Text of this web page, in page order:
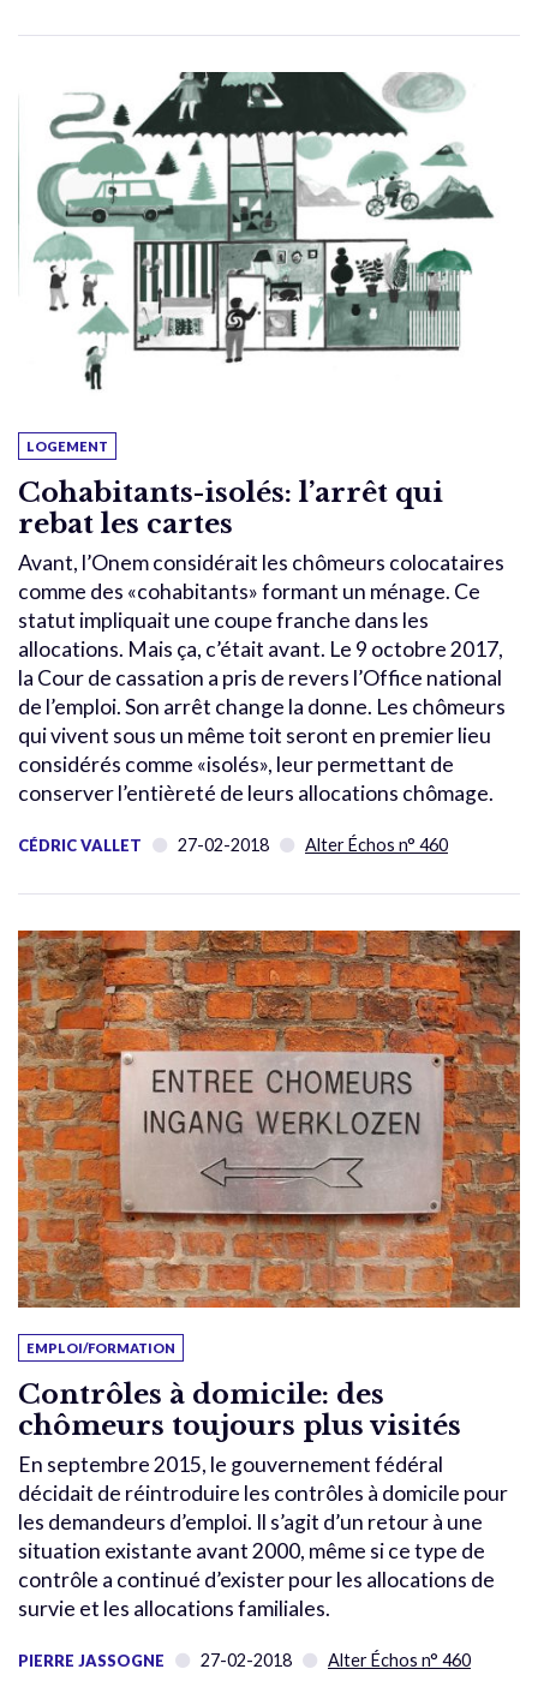
LOGEMENT
Cohabitants-isolés: l’arrêt qui
rebat les cartes
Avant, l’Onem considérait les chômeurs colocataires
comme des «cohabitants» formant un ménage. Ce
statut impliquait une coupe franche dans les
allocations. Mais ça, c’était avant. Le 9 octobre 2017,
la Cour de cassation a pris de revers l’Office national
de l’emploi. Son arrêt change la donne. Les chômeurs
qui vivent sous un même toit seront en premier lieu
considérés comme «isolés», leur permettant de
conserver l’entièreté de leurs allocations chômage.
CÉDRIC VALLET 27-02-2018 Alter Échos n° 460
EMPLOI/FORMATION
Contrôles à domicile: des
chômeurs toujours plus visités
En septembre 2015, le gouvernement fédéral
décidait de réintroduire les contrôles à domicile pour
les demandeurs d’emploi. Il s’agit d’un retour à une
situation existante avant 2000, même si ce type de
contrôle a continué d’exister pour les allocations de
survie et les allocations familiales.
PIERRE JASSOGNE 27-02-2018 Alter Échos n° 460